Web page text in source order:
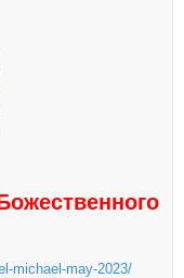
michael-may-2023/